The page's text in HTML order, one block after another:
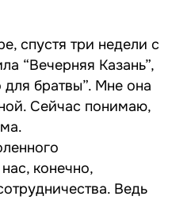
спустя три недели с
“Вечерняя Казань”,
братвы”. Мне она
Сейчас понимаю,
конечно,
Ведь